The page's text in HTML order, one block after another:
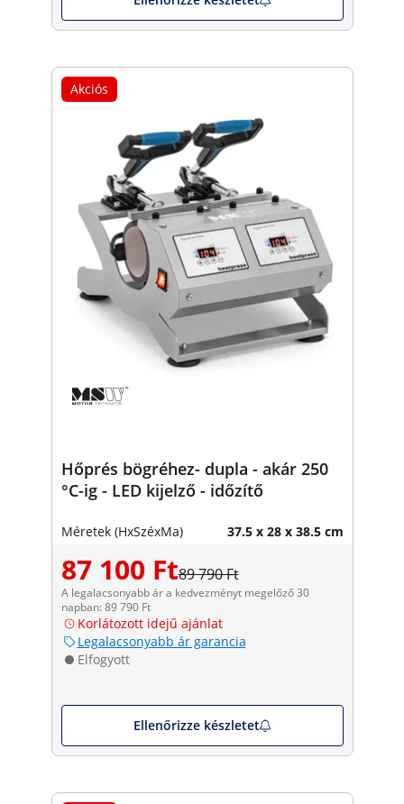
Akciós
Hőprés bögréhez- dupla - akár 250
°C-ig - LED kijelző - időzítő
Méretek (HxSzéxMa) 37.5 x 28 x 38.5 cm
87 100 Ft89 790 Ft
A legalacsonyabb ár a kedvezményt megelőző 30
napban: 89 790 Ft
Korlátozott idejű ajánlat
Legalacsonyabb ár garancia
Elfogyott
Ellenőrizze készletet